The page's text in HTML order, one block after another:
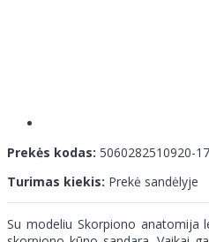
Prekės kodas: 5060282510920-
Turimas kiekis: Prekė sandėlyje
Su modeliu Skorpiono anatomija